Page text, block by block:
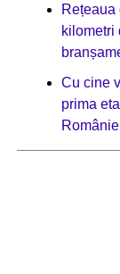
Rețeaua
kilometri
Cu cine
prima